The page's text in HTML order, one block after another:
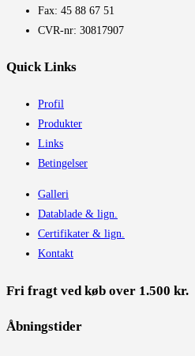
Fax: 45 88 67 51
CVR-nr: 30817907
Quick Links
Profil
Produkter
Links
Betingelser
Galleri
Datablade & lign.
Certifikater & lign.
Kontakt
Fri fragt ved køb over 1.500 kr.
Åbningstider​